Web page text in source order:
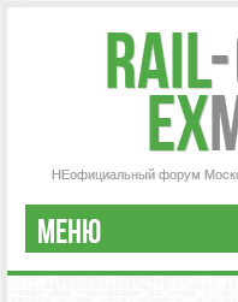
Rail-
ex
НЕофициальный форум
МЕНЮ
РЕГИСТРАЦИЯ